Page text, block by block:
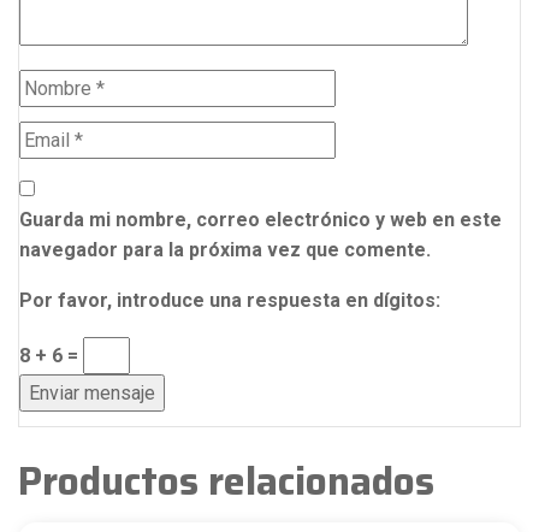
Guarda mi nombre, correo electrónico y web en este
navegador para la próxima vez que comente.
Por favor, introduce una respuesta en dígitos:
8 + 6 =
Productos relacionados